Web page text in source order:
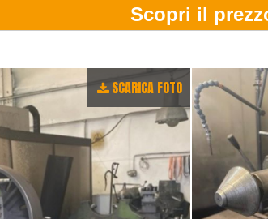
SCARICA FOTO